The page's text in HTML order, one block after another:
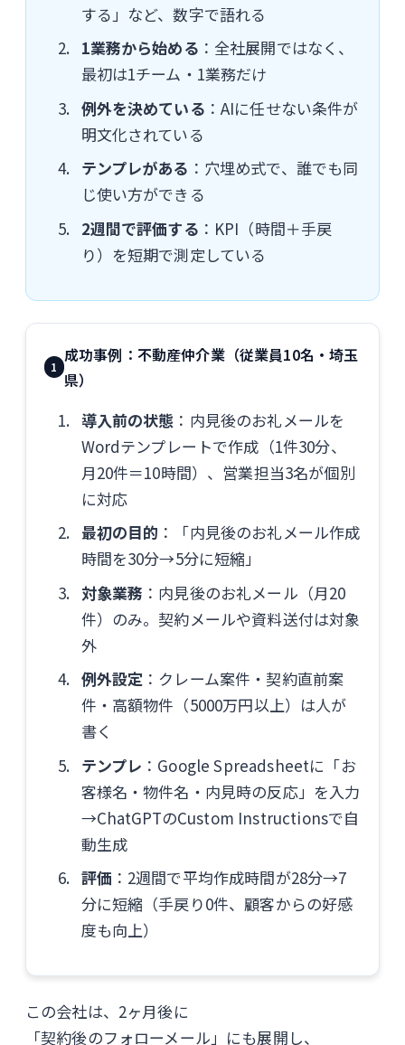
する」など、数字で語れる
1業務から始める ：全社展開ではなく、
最初は1チーム・1業務だけ
例外を決めている ：AIに任せない条件が
明文化されている
テンプレがある ：穴埋め式で、誰でも同
じ使い方ができる
2週間で評価する ：KPI（時間＋手戻
り）を短期で測定している
1
成功事例：不動産仲介業（従業員10名・埼玉
県）
導入前の状態 ：内見後のお礼メールを
Wordテンプレートで作成（1件30分、
月20件＝10時間）、営業担当3名が個別
に対応
最初の目的 ：「内見後のお礼メール作成
時間を30分→5分に短縮」
対象業務 ：内見後のお礼メール（月20
件）のみ。契約メールや資料送付は対象
外
例外設定 ：クレーム案件・契約直前案
件・高額物件（5000万円以上）は人が
書く
テンプレ ：Google Spreadsheetに「お
客様名・物件名・内見時の反応」を入力
→ChatGPTのCustom Instructionsで自
動生成
評価 ：2週間で平均作成時間が28分→7
分に短縮（手戻り0件、顧客からの好感
度も向上）
この会社は、2ヶ月後に
「契約後のフォローメール」にも展開し、